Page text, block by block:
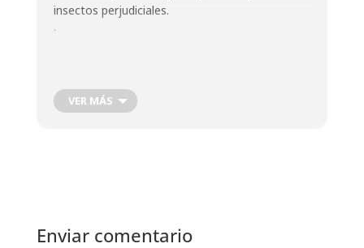
insectos perjudiciales.
.
VER MÁS
Enviar comentario